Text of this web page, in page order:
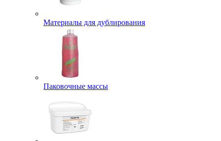
Материалы для дублирования
Паковочные массы